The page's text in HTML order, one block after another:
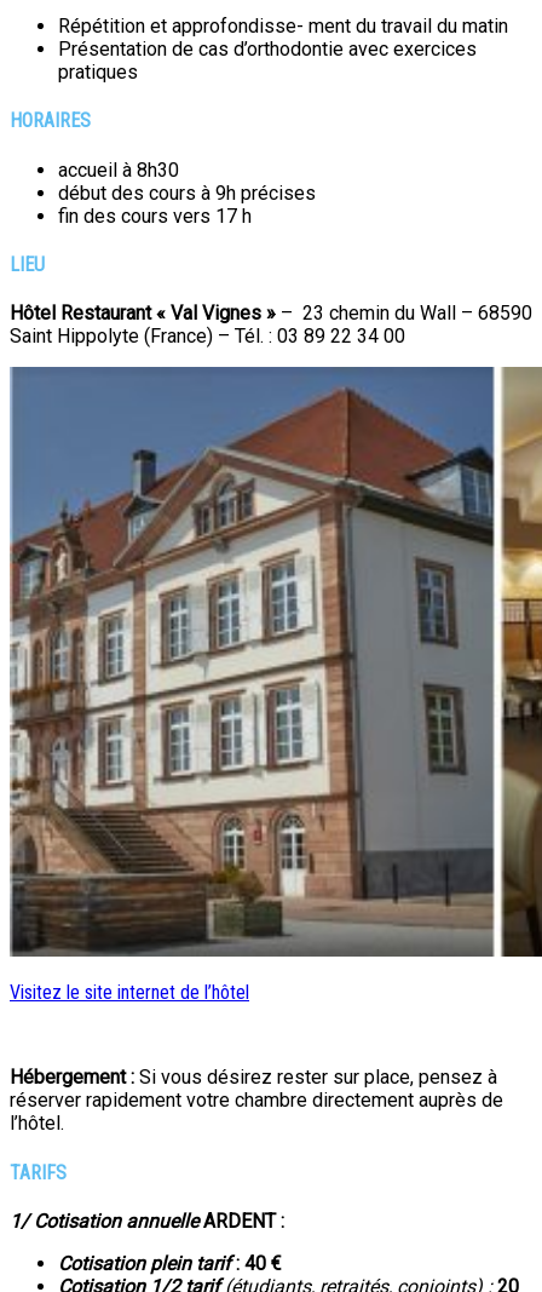
Répétition et approfondisse- ment du travail du matin
Présentation de cas d’orthodontie avec exercices
pratiques
HORAIRES
accueil à 8h30
début des cours à 9h précises
fin des cours vers 17 h
LIEU
Hôtel Restaurant « Val Vignes » – 23 chemin du Wall – 68590
Saint Hippolyte (France) – Tél. : 03 89 22 34 00
Visitez le site internet de l’hôtel
Hébergement : Si vous désirez rester sur place, pensez à
réserver rapidement votre chambre directement auprès de
l’hôtel.
TARIFS
1/ CotisationannuelleARDENT :
Cotisationplein tarif: 40 €
Cotisation 1/2 tarif(étudiants, retraités, conjoints) :20